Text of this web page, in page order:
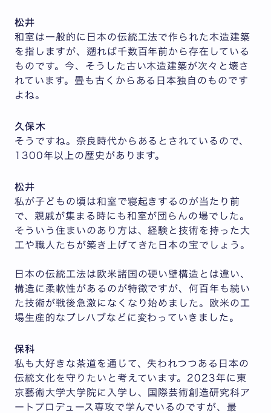
松井
和室は一般的に日本の伝統工法で作られた木造建築
を指しますが、遡れば千数百年前から存在している
ものです。今、そうした古い木造建築が次々と壊さ
れています。畳も古くからある日本独自のものです
よね。
久保木
そうですね。奈良時代からあるとされているので、
1300年以上の歴史があります。
松井
私が子どもの頃は和室で寝起きするのが当たり前
で、親戚が集まる時にも和室が団らんの場でした。
そういう住まいのあり方は、経験と技術を持った大
工や職人たちが築き上げてきた日本の宝でしょう。
日本の伝統工法は欧米諸国の硬い壁構造とは違い、
構造に柔軟性があるのが特徴ですが、何百年も続い
た技術が戦後急激になくなり始めました。欧米の工
場生産的なプレハブなどに変わっていきました。
保科
私も大好きな茶道を通じて、失われつつある日本の
伝統文化を守りたいと考えています。2023年に東
京藝術大学大学院に入学し、国際芸術創造研究科ア
ートプロデュース専攻で学んでいるのですが、最